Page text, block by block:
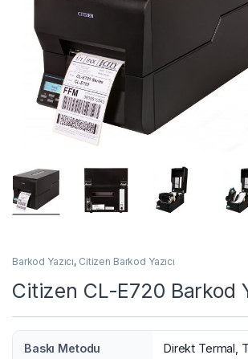
Barkod Yazıcı, Citizen Barkod Yazıcı
Citizen CL-E720 Barkod
Baskı Metodu
Direkt Termal,